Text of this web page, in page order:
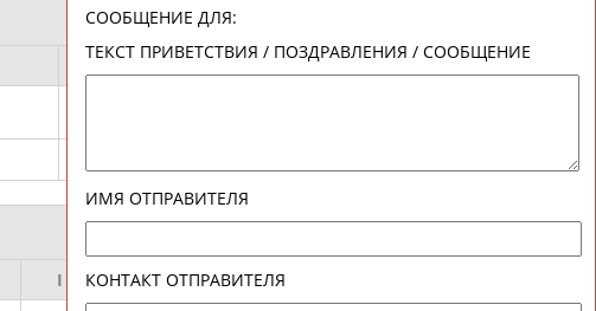
I
II III Total
протокол
I
II III Total
СООБЩЕНИЕ ДЛЯ:
ТЕКСТ ПРИВЕТСТВИЯ / ПОЗДРАВЛЕНИЯ / СООБЩЕНИЕ
ИМЯ ОТПРАВИТЕЛЯ
КОНТАКТ ОТПРАВИТЕЛЯ